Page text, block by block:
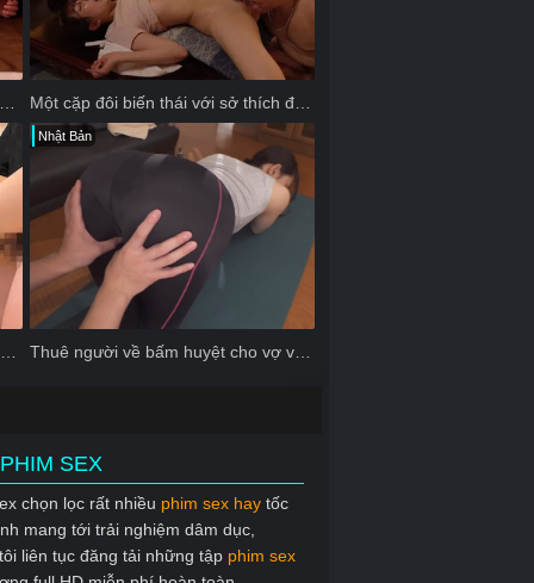
Một cặp đôi biến thái với sở thích đổi vợ
Nhật Bản
Thuê người về bấm huyệt cho vợ và cái kết
SEX
chọn lọc rất nhiều phim sex haytốc
mang tới trải nghiệm dâm dục,
liên tục đăng tải những tập phim sex